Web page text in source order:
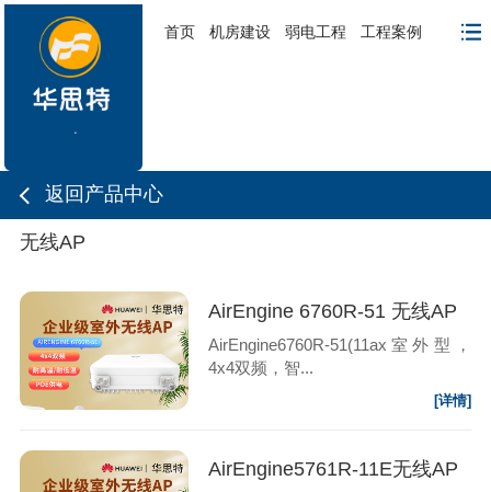
首页 机房建设 弱电工程 工程案例
返回产品中心
无线AP
AirEngine 6760R-51 无线AP
AirEngine6760R-51(11ax室外型，
4x4双频，智...
[详情]
AirEngine5761R-11E无线AP